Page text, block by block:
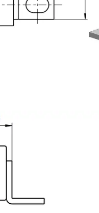
GFEV/B150 MEGA 50A-800A 125V 螺